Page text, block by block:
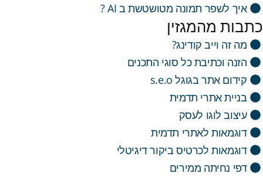
איך לשפר תמונה מטושטשת ב AI ?
כתבות מהמגזין
מה זה וייב קודינג?
הזנה וכתיבת כל סוגי התכנים
קידום אתר בגוגל s.e.o
בניית אתרי תדמית
עיצוב לוגו לעסק
דוגמאות לאתרי תדמית
דוגמאות לכרטיס ביקור דיגיטלי
דפי נחיתה ממירים